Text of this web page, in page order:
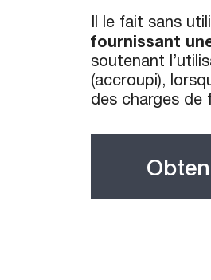
Il le fait sans
fournissant
soutenant
(accroupi),
des charges de